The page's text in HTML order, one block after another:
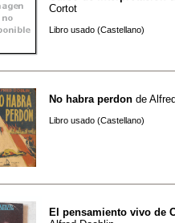
Cortot
Libro usado (Castellano)
No habra perdon de
Libro usado (Castellano)
El pensamiento vivo de